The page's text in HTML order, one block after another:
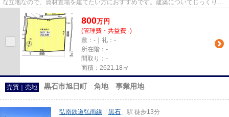
な立地なので、資材置場を建てたい方におすすめです。建築についてじっくり考
800万円
(管理費・共益費 -)
敷：-｜礼：-
所在階：-
間取り：-
面積：2621.18㎡
売買｜売地 黒石市旭日町 角地 事業用地
弘南鉄道弘南線 「 黒石 」駅 徒歩13分